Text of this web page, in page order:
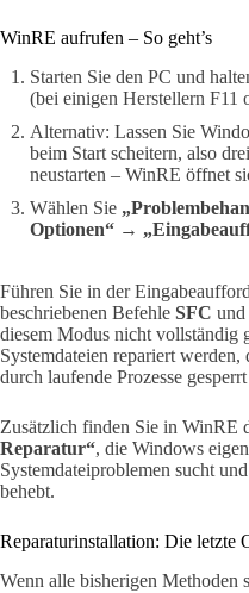
WinRE aufrufen – So geht’s
Starten Sie den PC und
(bei einigen Herstellern F11
Alternativ: Lassen Sie
beim Start scheitern, also
neustarten – WinRE öffnet
Wählen Sie
Optionen“ →
Führen Sie in der
beschriebenen Befehle SFC und
diesem Modus nicht vollständig
Systemdateien repariert
durch laufende Prozesse
Zusätzlich finden Sie in WinRE
Reparatur“, die Windows
Systemdateiproblemen sucht
behebt.
Reparaturinstallation: Die letzte
Wenn alle bisherigen Methoden